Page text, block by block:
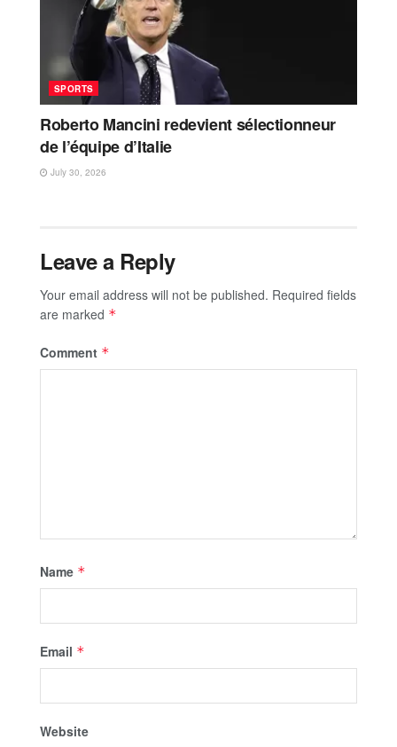
SPORTS
Roberto Mancini redevient sélectionneur
de l’équipe d’Italie
July 30, 2026
Leave a Reply
Your email address will not be published. Required fields
are marked *
Comment *
Name *
Email *
Website